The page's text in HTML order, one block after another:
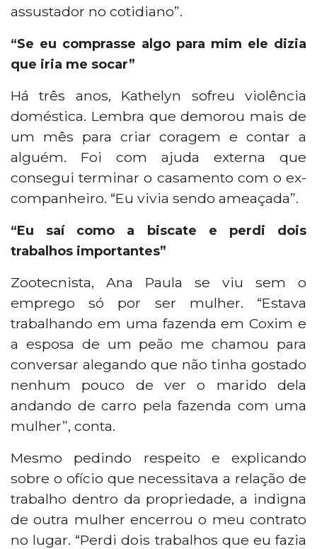
assustador no cotidiano”.
“Se eu comprasse algo para mim ele dizia
que iria me socar”
Há três anos, Kathelyn sofreu violência
doméstica. Lembra que demorou mais de
um mês para criar coragem e contar a
alguém. Foi com ajuda externa que
consegui terminar o casamento com o ex-
companheiro. “Eu vivia sendo ameaçada”.
“Eu saí como a biscate e perdi dois
trabalhos importantes”
Zootecnista, Ana Paula se viu sem o
emprego só por ser mulher. “Estava
trabalhando em uma fazenda em Coxim e
a esposa de um peão me chamou para
conversar alegando que não tinha gostado
nenhum pouco de ver o marido dela
andando de carro pela fazenda com uma
mulher”, conta.
Mesmo pedindo respeito e explicando
sobre o ofício que necessitava a relação de
trabalho dentro da propriedade, a indigna
de outra mulher encerrou o meu contrato
no lugar. “Perdi dois trabalhos que eu fazia